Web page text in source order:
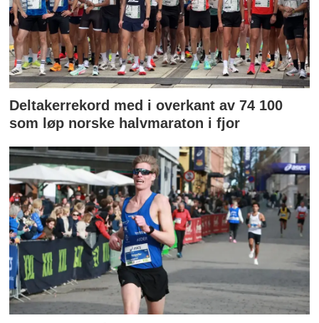
Deltakerrekord med i overkant av 74 100
som løp norske halvmaraton i fjor